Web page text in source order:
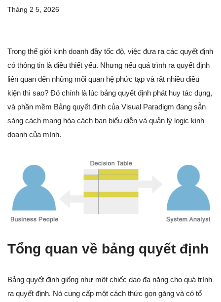
Tháng 2 5, 2026
Trong thế giới kinh doanh đầy tốc độ, việc đưa ra các quyết định
có thông tin là điều thiết yếu. Nhưng nếu quá trình ra quyết định
liên quan đến những mối quan hệ phức tạp và rất nhiều điều
kiện thì sao? Đó chính là lúc bảng quyết định phát huy tác dụng,
và phần mềm Bảng quyết định của Visual Paradigm đang sẵn
sàng cách mạng hóa cách bạn biểu diễn và quản lý logic kinh
doanh của mình.
Tổng quan về bảng quyết định
Bảng quyết định giống như một chiếc dao đa năng cho quá trình
ra quyết định. Nó cung cấp một cách thức gọn gàng và có tổ